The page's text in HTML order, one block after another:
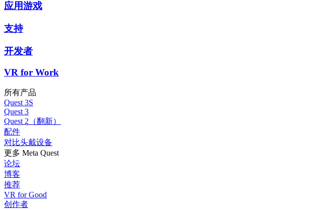
应用游戏
支持
开发者
VR for Work
所有产品
Quest 3S
Quest 3
Quest 2（翻新）
配件
对比头戴设备
更多 Meta Quest
论坛
博客
推荐
VR for Good
创作者